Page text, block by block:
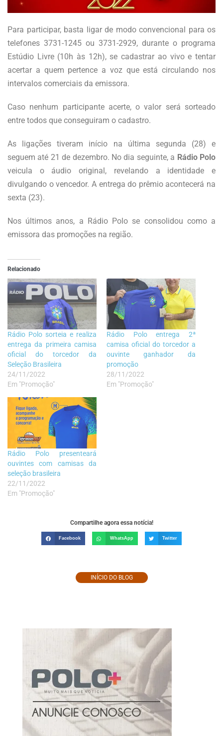
Para participar, basta ligar de modo convencional para os
telefones 3731-1245 ou 3731-2929, durante o programa
Estúdio Livre (10h às 12h), se cadastrar ao vivo e tentar
acertar a quem pertence a voz que está circulando nos
intervalos comerciais da emissora.
Caso nenhum participante acerte, o valor será sorteado
entre todos que conseguiram o cadastro.
As ligaçõestiveram início na última segunda (28) e
seguem até 21 de dezembro. No dia seguinte, a Rádio Polo
veicula o áudio original, revelando a identidade e
divulgando o vencedor. A entrega do prêmio acontecerá na
sexta (23).
Nos últimos anos, a Rádio Polo se consolidou como a
emissora das promoções na região.
Relacionado
Rádio Polo sorteia e realiza
entrega da primeira camisa
oficial do torcedor da
Seleção Brasileira
24/11/2022
Em "Promoção"
Rádio Polo entrega 2ª
camisa oficial do torcedor a
ouvinte ganhador da
promoção
28/11/2022
Em "Promoção"
Rádio Polo presenteará
ouvintes com camisas da
seleção brasileira
22/11/2022
Em "Promoção"
Compartilhe agora essa notícia!
Facebook WhatsApp Twitter
INÍCIO DO BLOG